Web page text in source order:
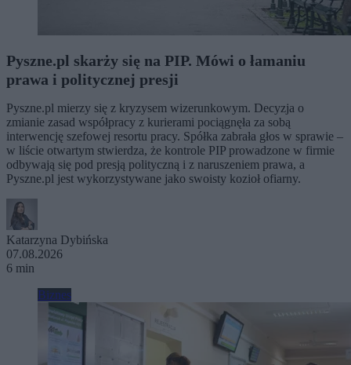
Pyszne.pl skarży się na PIP. Mówi o łamaniu
prawa i politycznej presji
Pyszne.pl mierzy się z kryzysem wizerunkowym. Decyzja o
zmianie zasad współpracy z kurierami pociągnęła za sobą
interwencję szefowej resortu pracy. Spółka zabrała głos w sprawie –
w liście otwartym stwierdza, że kontrole PIP prowadzone w firmie
odbywają się pod presją polityczną i z naruszeniem prawa, a
Pyszne.pl jest wykorzystywane jako swoisty kozioł ofiarny.
Katarzyna Dybińska
07.08.2026
6 min
Biznes